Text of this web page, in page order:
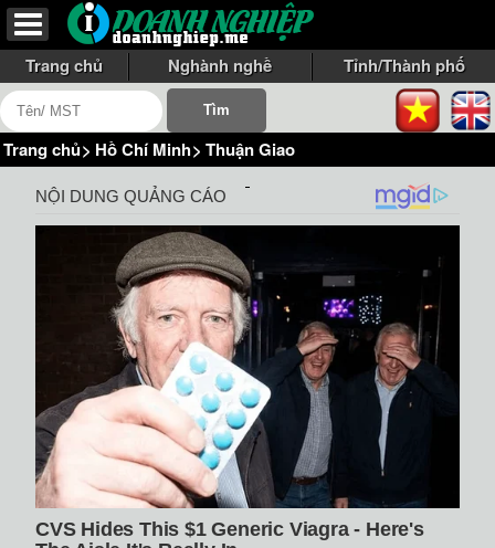
Trang chủ Nghành nghề Tỉnh/Thành phố
Trang chủ> Hồ Chí Minh> Thuận Giao